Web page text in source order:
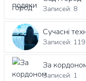
Записей: 8
Сучасні
Записей: 119
За
Записей: 1